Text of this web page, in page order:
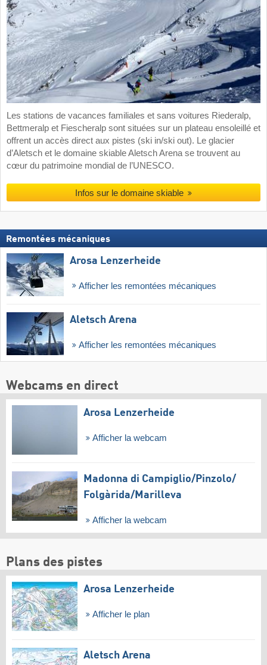
Les stations de vacances familiales et sans voitures Riederalp,
Bettmeralp et Fiescheralp sont situées sur un plateau ensoleillé et
offrent un accès direct aux pistes (ski in/ski out). Le glacier
d’Aletsch et le domaine skiable Aletsch Arena se trouvent au
cœur du patrimoine mondial de l’UNESCO.
Infos sur le domaine skiable
Remontées mécaniques
Arosa Lenzerheide
Afficher les remontées mécaniques
Aletsch Arena
Afficher les remontées mécaniques
Webcams en direct
Arosa Lenzerheide
Afficher la webcam
Madonna di Campiglio/​Pinzolo/​
Folgàrida/​Marilleva
Afficher la webcam
Plans des pistes
Arosa Lenzerheide
Afficher le plan
Aletsch Arena